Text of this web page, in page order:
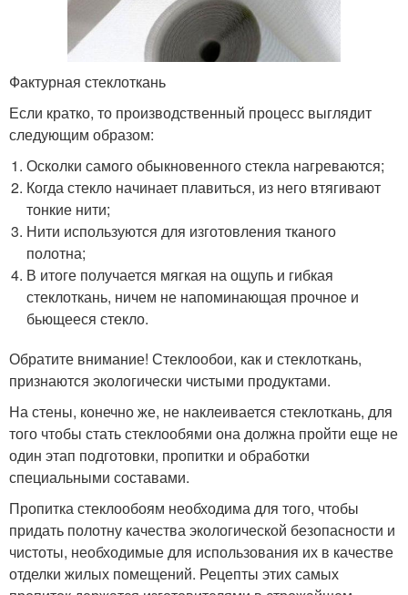
Фактурная стеклоткань
Если кратко, то производственный процесс выглядит
следующим образом:
Осколки самого обыкновенного стекла нагреваются;
Когда стекло начинает плавиться, из него втягивают
тонкие нити;
Нити используются для изготовления тканого
полотна;
В итоге получается мягкая на ощупь и гибкая
стеклоткань, ничем не напоминающая прочное и
бьющееся стекло.
Обратите внимание! Стеклообои, как и стеклоткань,
признаются экологически чистыми продуктами.
На стены, конечно же, не наклеивается стеклоткань, для
того чтобы стать стеклообями она должна пройти еще не
один этап подготовки, пропитки и обработки
специальными составами.
Пропитка стеклообоям необходима для того, чтобы
придать полотну качества экологической безопасности и
чистоты, необходимые для использования их в качестве
отделки жилых помещений. Рецепты этих самых